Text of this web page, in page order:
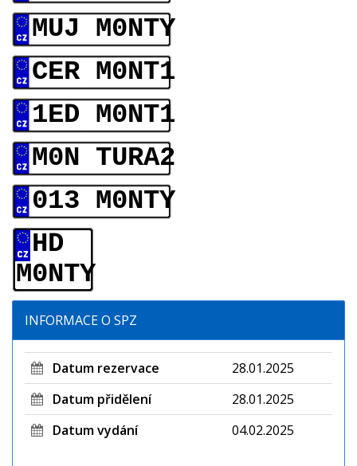
MUJ M0NTY
CER M0NT1
1ED M0NT1
M0N TURA2
013 M0NTY
HD
M0NTY
INFORMACE O SPZ
Datum rezervace
28.01.2025
Datum přidělení
28.01.2025
Datum vydání
04.02.2025